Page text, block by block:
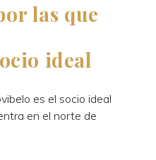
las que
ideal
es el socio ideal
en el norte de